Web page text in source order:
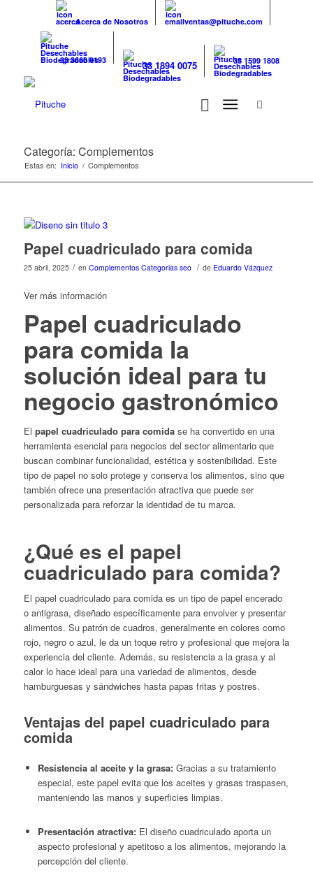
Acerca de Nosotros ventas@pituche.com
33 3666 0193 33 1894 0075 33 1599 1808
Categoría: Complementos
Estas en: Inicio / Complementos
Papel cuadriculado para comida
25 abril, 2025 / en Complementos Categorias seo / de Eduardo Vázquez
Ver más información
Papel cuadriculado
para comida la
solución ideal para tu
negocio gastronómico
El papel cuadriculado para comidase ha convertido en una
herramienta esencial para negocios del sector alimentario que
buscan combinar funcionalidad, estética y sostenibilidad. Este
tipo de papel no solo protege y conserva los alimentos, sino que
también ofrece una presentación atractiva que puede ser
personalizada para reforzar la identidad de tu marca.
¿Qué es el papel
cuadriculado para comida?
El papel cuadriculado para comida es un tipo de papel encerado
o antigrasa, diseñado específicamente para envolver y presentar
alimentos. Su patrón de cuadros, generalmente en colores como
rojo, negro o azul, le da un toque retro y profesional que mejora la
experiencia del cliente. Además, su resistencia a la grasa y al
calor lo hace ideal para una variedad de alimentos, desde
hamburguesas y sándwiches hasta papas fritas y postres.
Ventajas del papel cuadriculado para
comida
Resistencia al aceite y la grasa: Gracias a su tratamiento
especial, este papel evita que los aceites y grasas traspasen,
manteniendo las manos y superficies limpias.
Presentación atractiva: El diseño cuadriculado aporta un
aspecto profesional y apetitoso a los alimentos, mejorando la
percepción del cliente.